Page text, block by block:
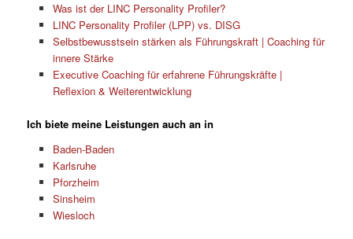
Was ist der LINC Personality Profiler?
LINC Personality Profiler (LPP) vs. DISG
Selbstbewusstsein stärken als Führungskraft | Coaching für
innere Stärke
Executive Coaching für erfahrene Führungskräfte |
Reflexion & Weiterentwicklung
Ich biete meine Leistungen auch an in
Baden-Baden
Karlsruhe
Pforzheim
Sinsheim
Wiesloch